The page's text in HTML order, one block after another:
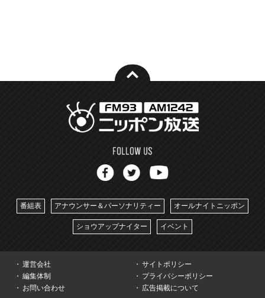
番組表 アナウンサー＆パーソナリティー オールナイトニッポン
ショウアップナイター イベント
運営会社
サイトポリシー
編集体制
プライバシーポリシー
お問い合わせ
広告掲載について